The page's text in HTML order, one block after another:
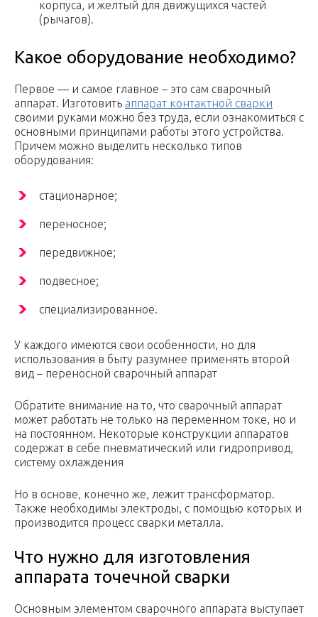
корпуса, и желтый для движущихся частей
(рычагов).
Какое оборудование необходимо?
Первое — и самое главное – это сам сварочный
аппарат. Изготовить аппарат контактной сварки
своими руками можно без труда, если ознакомиться с
основными принципами работы этого устройства.
Причем можно выделить несколько типов
оборудования:
стационарное;
переносное;
передвижное;
подвесное;
специализированное.
У каждого имеются свои особенности, но для
использования в быту разумнее применять второй
вид – переносной сварочный аппарат
Обратите внимание на то, что сварочный аппарат
может работать не только на переменном токе, но и
на постоянном. Некоторые конструкции аппаратов
содержат в себе пневматический или гидропривод,
систему охлаждения
Но в основе, конечно же, лежит трансформатор.
Также необходимы электроды, с помощью которых и
производится процесс сварки металла.
Что нужно для изготовления
аппарата точечной сварки
Основным элементом сварочного аппарата выступает